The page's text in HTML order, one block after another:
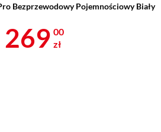
Bezprzewodowy Pojemnościowy Biały
Cena 269 zł
269 00
zł